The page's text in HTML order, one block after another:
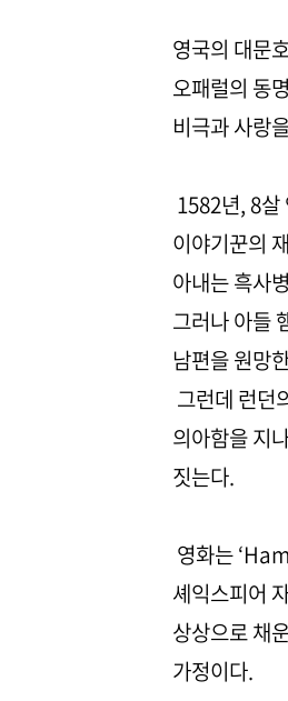
영국의 대문
오패럴의 동
비극과 사랑
1582년, 8살
이야기꾼의
아내는 흑사
그러나 아들
남편을 원망
그런데 런던
의아함을 지
짓는다.
영화는
셰익스피어
상상으로 채
가정이다.